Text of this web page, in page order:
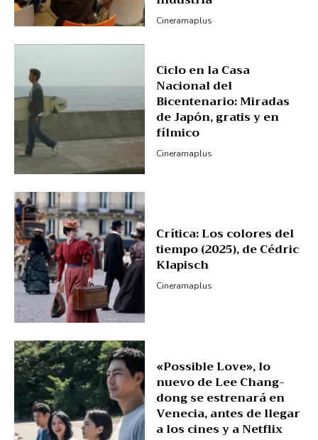
Cineramaplus
Ciclo en la Casa
Nacional del
Bicentenario: Miradas
de Japón, gratis y en
fílmico
Cineramaplus
Crítica: Los colores del
tiempo (2025), de Cédric
Klapisch
Cineramaplus
«Possible Love», lo
nuevo de Lee Chang-
dong se estrenará en
Venecia, antes de llegar
a los cines y a Netflix